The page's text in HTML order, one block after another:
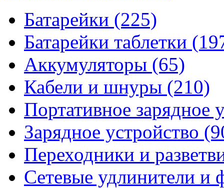
Батарейки (225)
Батарейки таблетки
Аккумуляторы (65)
Кабели и шнуры (210)
Портативное зарядное
Зарядное устройство
Переходники и
Сетевые удлинители и